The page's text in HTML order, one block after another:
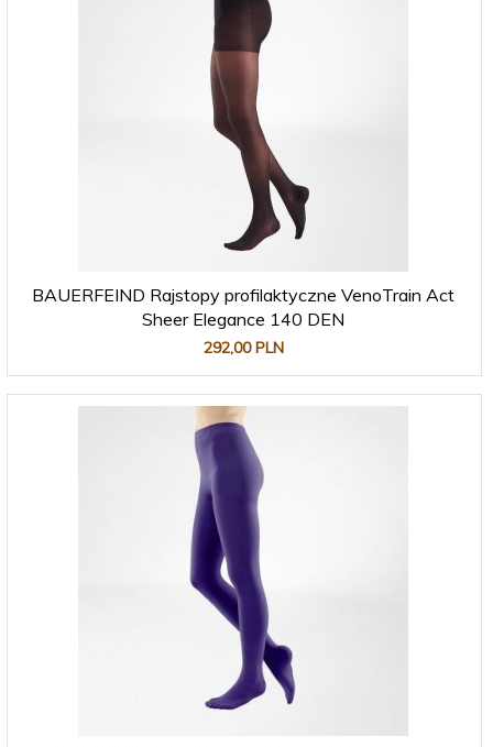
BAUERFEIND Rajstopy profilaktyczne VenoTrain Act
Sheer Elegance 140 DEN
292,00 PLN